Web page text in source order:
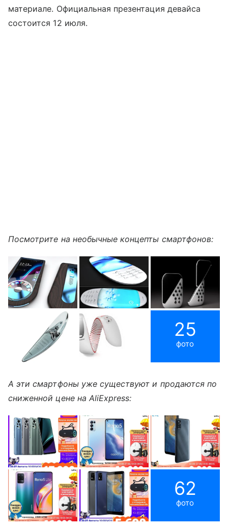
материале. Официальная презентация девайса
состоится 12 июля.
Посмотрите на необычные концепты смартфонов:
25
фото
А эти смартфоны уже существуют и продаются по
сниженной цене на AliExpress:
62
фото